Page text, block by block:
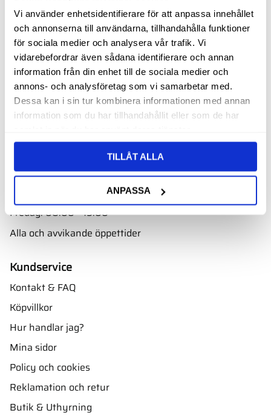
Vi använder enhetsidentifierare för att anpassa innehållet
och annonserna till användarna, tillhandahålla funktioner
för sociala medier och analysera vår trafik. Vi
vidarebefordrar även sådana identifierare och annan
information från din enhet till de sociala medier och
annons- och analysföretag som vi samarbetar med.
Dessa kan i sin tur kombinera informationen med annan
information som du har tillhandahållit eller som de har
TILLÅT ALLA
ANPASSA
Butik
Välkommen till vår butik i Nyköping bara ett par minuter
från E4. Ta avfarten mot Skavsta flygplats.
Oscarsbergsvägen 11
Öppettider
Måndag - torsdag: 08.00 - 16.00
Fredag: 08.00 - 15.00
Alla och avvikande öppettider
Kundservice
Kontakt & FAQ
Köpvillkor
Hur handlar jag?
Mina sidor
Policy och cookies
Reklamation och retur
Butik & Uthyrning